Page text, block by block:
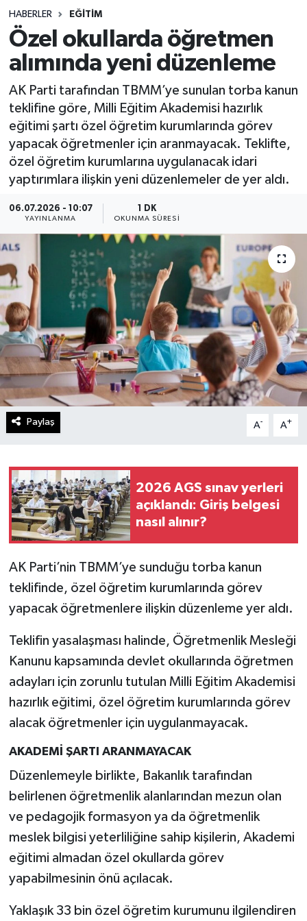
HABERLER EĞITIM
Özel okullarda öğretmen
alımında yeni düzenleme
AK Parti tarafından TBMM’ye sunulan torba kanun
teklifine göre, Milli Eğitim Akademisi hazırlık
eğitimi şartı özel öğretim kurumlarında görev
yapacak öğretmenler için aranmayacak. Teklifte,
özel öğretim kurumlarına uygulanacak idari
yaptırımlara ilişkin yeni düzenlemeler de yer aldı.
06.07.2026 - 10:07
YAYINLANMA
1 DK
OKUNMA SÜRESI
Paylaş A- A+
2026 AGS sınav yerleri
açıklandı: Giriş belgesi
nasıl alınır?
AK Parti’nin TBMM’ye sunduğu torba kanun
teklifinde, özel öğretim kurumlarında görev
yapacak öğretmenlere ilişkin düzenleme yer aldı.
Teklifin yasalaşması halinde, Öğretmenlik Mesleği
Kanunu kapsamında devlet okullarında öğretmen
adayları için zorunlu tutulan Milli Eğitim Akademisi
hazırlık eğitimi, özel öğretim kurumlarında görev
alacak öğretmenler için uygulanmayacak.
AKADEMİ ŞARTI ARANMAYACAK
Düzenlemeyle birlikte, Bakanlık tarafından
belirlenen öğretmenlik alanlarından mezun olan
ve pedagojik formasyon ya da öğretmenlik
meslek bilgisi yeterliliğine sahip kişilerin, Akademi
eğitimi almadan özel okullarda görev
yapabilmesinin önü açılacak.
Yaklaşık 33 bin özel öğretim kurumunu ilgilendiren
Spor
Teknoloji
Yaşam